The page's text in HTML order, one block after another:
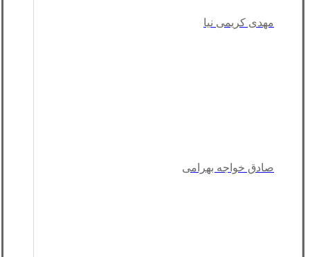
مهدی کریمی نیا
صادق خواجه بهرامی